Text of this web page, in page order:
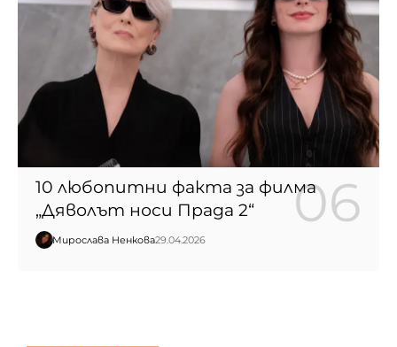
10 любопитни факта за филма
„Дяволът носи Прада 2“
Мирослава Ненкова29.04.2026